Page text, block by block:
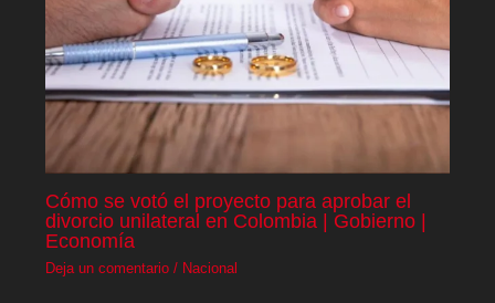
Cómo se votó el proyecto para aprobar el
divorcio unilateral en Colombia | Gobierno |
Economía
Deja un comentario / Nacional